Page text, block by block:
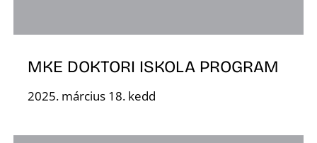
MKE DOKTORI ISKOLA PROGRAM
2025. március 18. kedd